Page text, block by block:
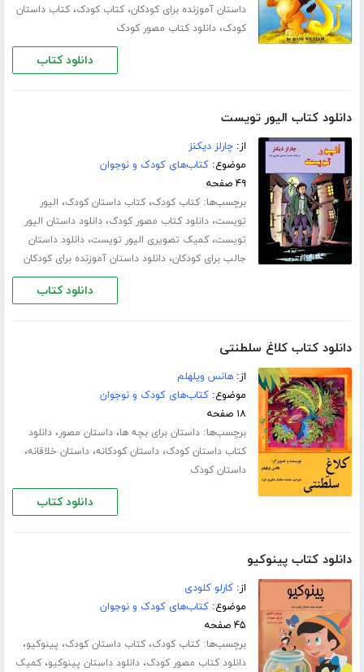
داستان آموزنده برای کودکان،کتاب کودک،کتاب داستان
کودک،دانلود کتاب مصور کودک
دانلود کتاب
دانلود کتاب الیور تویست
از:چارلز دیکنز
موضوع:کتاب‌های کودک و نوجوان
۴۹ صفحه
برچسب‌ها:کتاب کودک،کتاب داستان کودک، الیور
تویست،دانلود کتاب مصور کودک،دانلود داستان الیور
تویست،کمیک تصویری الیور تویست،دانلود داستان
جالب برای کودکان،دانلود داستان آموزنده برای کودکان
دانلود کتاب
دانلود کتاب کلاغ سلطنتی
از:هانس ویلهلم
موضوع:کتاب‌های کودک و نوجوان
۱۸ صفحه
برچسب‌ها:داستان برای بچه ها،داستان مصور،دانلود
کتاب داستان کودک،داستان کودکانه،داستان خلاقانه،
داستان کودک
دانلود کتاب
دانلود کتاب پینوکیو
از:کارلو کلودی
موضوع:کتاب‌های کودک و نوجوان
۴۵ صفحه
برچسب‌ها:کتاب کودک،کتاب داستان کودک، پینوکیو،
دانلود کتاب مصور کودک،دانلود داستان پینوکیو،کمیک